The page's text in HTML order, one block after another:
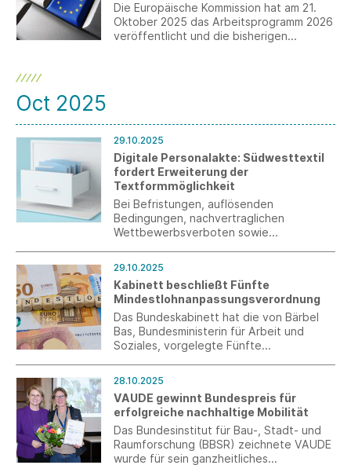
Die Europäische Kommission hat am 21.
Oktober 2025 das Arbeitsprogramm 2026
veröffentlicht und die bisherigen
Oct 2025
29.10.2025
Digitale Personalakte: Südwesttextil
fordert Erweiterung der
Textformmöglichkeit
Bei Befristungen, auflösenden
Bedingungen, nachvertraglichen
Wettbewerbsverboten sowie
vollständigen Digitalisierung von
Personalakten nach wie vor im Wege.
Südwesttextil fordert deswegen eine
konsequente Entbürokratisierung.
29.10.2025
Kabinett beschließt Fünfte
Mindestlohnanpassungsverordnung
Das Bundeskabinett hat die von Bärbel
Bas, Bundesministerin für Arbeit und
Soziales, vorgelegte Fünfte
Mindestlohn zum 1.1.2026 zunächst auf
13,90 € brutto je Zeitstunde angehoben
und steigt in einem weiteren Schritt zum
1.1.2027 auf 14,60 €.
28.10.2025
VAUDE gewinnt Bundespreis für
erfolgreiche nachhaltige Mobilität
Das Bundesinstitut für Bau-, Stadt- und
Raumforschung (BBSR) zeichnete VAUDE
wurde für sein ganzheitliches